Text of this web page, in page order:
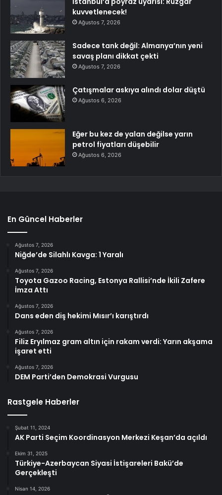
kuvvetlenecek!
Ağustos 7, 2026
Sadece tank değil: Almanya’nın yeni
savaş planı dikkat çekti
Ağustos 7, 2026
Çatışmalar askıya alındı dolar düştü
Ağustos 6, 2026
Eğer bu kez de yalan değilse yarın
petrol fiyatları düşebilir
Ağustos 6, 2026
En Güncel Haberler
Ağustos 7, 2026
Niğde’de Silahlı Kavga: 1 Yaralı
Ağustos 7, 2026
Toyota Gazoo Racing, Estonya Rallisi’nde İkili Zafere
İmza Attı
Ağustos 7, 2026
Dans eden diş hekimi Mısır’ı karıştırdı
Ağustos 7, 2026
Filiz Eryılmaz gram altın için rakam verdi: Yarın akşama
işaret etti
Ağustos 7, 2026
DEM Parti’den Demokrasi Vurgusu
Rastgele Haberler
Şubat 11, 2024
AK Parti Seçim Koordinasyon Merkezi Keşan’da açıldı
Ekim 31, 2025
Türkiye-Azerbaycan Siyasi İstişareleri Bakü’de
Gerçekleşti
Nisan 14, 2026